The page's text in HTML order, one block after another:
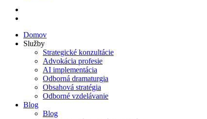
Domov
Služby
Strategické konzultácie
Advokácia profesie
AI implementácia
Odborná dramaturgia
Obsahová stratégia
Odborné vzdelávanie
Blog
Blog